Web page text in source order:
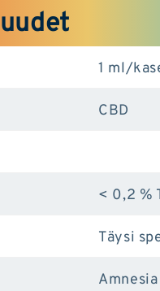
1 ml/
CBD
< 0,2 %
Täysi
Amnesia